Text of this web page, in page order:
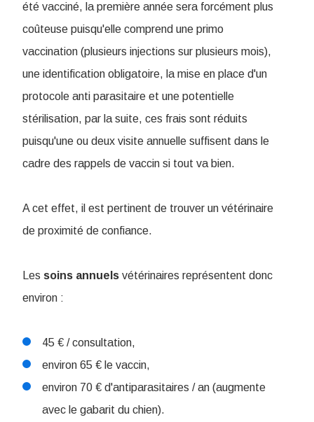
été vacciné, la première année sera forcément plus
coûteuse puisqu'elle comprend une primo
vaccination (plusieurs injections sur plusieurs mois),
une identification obligatoire, la mise en place d'un
protocole anti parasitaire et une potentielle
stérilisation, par la suite, ces frais sont réduits
puisqu'une ou deux visite annuelle suffisent dans le
cadre des rappels de vaccin si tout va bien.
A cet effet, il est pertinent de trouver un vétérinaire
de proximité de confiance.
Les soins annuels vétérinaires représentent donc
environ :
45 € / consultation,
environ 65 € le vaccin,
environ 70 € d'antiparasitaires / an (augmente
avec le gabarit du chien).